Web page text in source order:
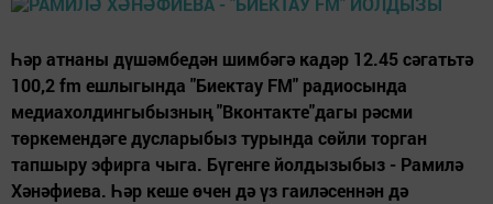
Һәр атнаны дүшәмбедән шимбәгә кадәр 12.45 сәгатьтә
100,2 fm ешлыгында "Биектау FM" радиосында
медиахолдингыбызның "Вконтакте"дагы рәсми
төркемендәге дусларыбыз турында сөйли торган
тапшыру эфирга чыга. Бүгенге йолдызыбыз - Рамилә
Хәнәфиева. Һәр кеше өчен дә үз гаиләсеннән дә